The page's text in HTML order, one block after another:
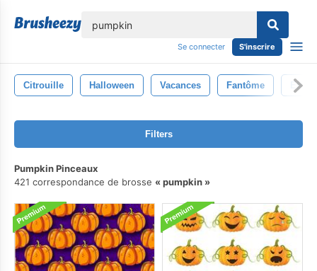
Se connecter S'inscrire
Citrouille Halloween Vacances Fantôme
Filters
Pumpkin Pinceaux
421 correspondance de brosse
pumpkin